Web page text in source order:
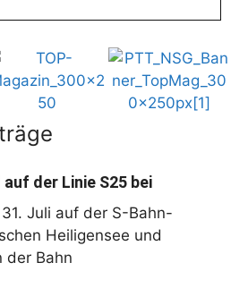
der Linie S25 bei
Juli auf der S-Bahn-
Heiligensee und
der Bahn